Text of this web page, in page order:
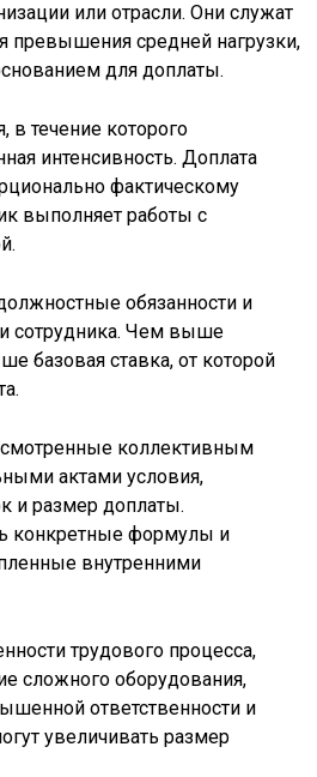
или отрасли. Они служат
превышения средней нагрузки,
для доплаты.
в течение которого
интенсивность. Доплата
фактическому
выполняет работы с
обязанности и
сотрудника. Чем выше
базовая ставка, от которой
коллективным
актами условия,
и размер доплаты.
конкретные формулы и
внутренними
трудового процесса,
сложного оборудования,
ответственности и
увеличивать размер